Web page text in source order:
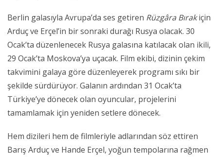
Berlin galasıyla Avrupa’da ses getiren Rüzgâra Bırakiçin
Arduç ve Erçel’in bir sonraki durağı Rusya olacak. 30
Ocak’ta düzenlenecek Rusya galasına katılacak olan ikili,
29 Ocak’ta Moskova’ya uçacak. Film ekibi, dizinin çekim
takvimini galaya göre düzenleyerek programı sıkı bir
şekilde sürdürüyor. Galanın ardından 31 Ocak’ta
Türkiye’ye dönecek olan oyuncular, projelerini
tamamlamak için yeniden setlere dönecek.
Hem dizileri hem de filmleriyle adlarından söz ettiren
Barış Arduç ve Hande Erçel, yoğun tempolarına rağmen